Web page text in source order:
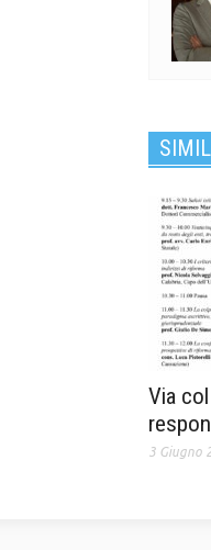
Via
3 Giugno